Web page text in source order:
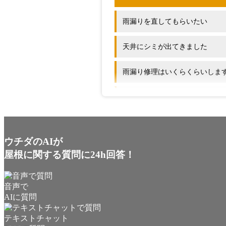
雨漏りを直してもらいたい
天井にシミが出てきました
雨漏り修理はいくらくらいしま
ウチダのAIが
屋根に関する質問に24h回答！
音声で
AIに質問
テキストチャット